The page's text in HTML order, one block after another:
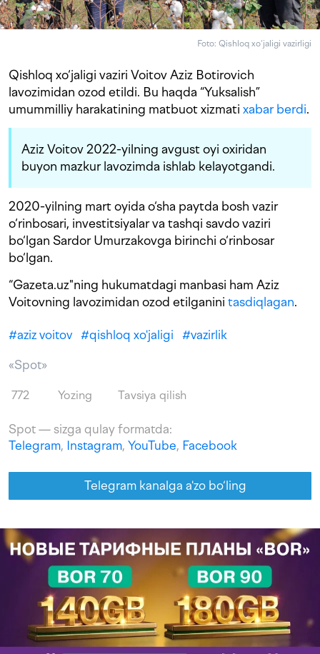
Foto: Qishloq xo‘jaligi vazirligi
Qishloq xo‘jaligi vaziri Voitov Aziz Botirovich
lavozimidan ozod etildi. Bu haqda “Yuksalish”
umummilliy harakatining matbuot xizmati xabar berdi.
Aziz Voitov 2022-yilning avgust oyi oxiridan
buyon mazkur lavozimda ishlab kelayotgandi.
2020-yilning mart oyida o‘sha paytda bosh vazir
o‘rinbosari, investitsiyalar va tashqi savdo vaziri
bo‘lgan Sardor Umurzakovga birinchi o‘rinbosar
bo‘lgan.
“Gazeta.uz"ning hukumatdagi manbasi ham Aziz
Voitovning lavozimidan ozod etilganini tasdiqlagan.
#aziz voitov #qishloq xo'jaligi #vazirlik
«Spot»
772 Yozing Tavsiya qilish
Spot — sizga qulay formatda:
Telegram, Instagram, YouTube, Facebook
Telegram kanalga a'zo bo‘ling